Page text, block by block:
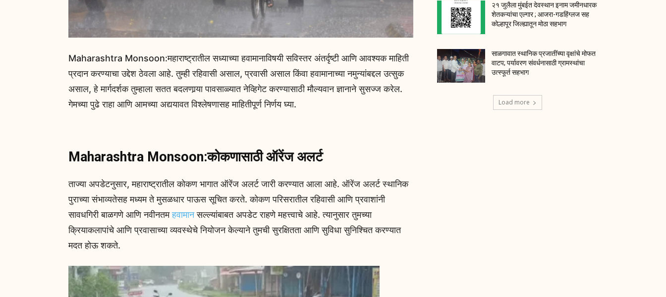
Maharashtra Monsoon:महाराष्ट्रातील सध्‍याच्‍या हवामानाविषयी सविस्तर अंतर्दृष्टी आणि आवश्‍यक माहिती
प्रदान करण्‍याचा उद्देश ठेवला आहे. तुम्ही रहिवासी असाल, प्रवासी असाल किंवा हवामानाच्या नमुन्यांबद्दल उत्सुक
असाल, हे मार्गदर्शक तुम्हाला सतत बदलणार्‍या पावसाळ्यात नेव्हिगेट करण्यासाठी मौल्यवान ज्ञानाने सुसज्ज करेल.
गेमच्या पुढे राहा आणि आमच्या अद्ययावत विश्लेषणासह माहितीपूर्ण निर्णय घ्या.
Maharashtra Monsoon:कोकणासाठी ऑरेंज अलर्ट
ताज्या अपडेटनुसार, महाराष्ट्रातील कोकण भागात ऑरेंज अलर्ट जारी करण्यात आला आहे. ऑरेंज अलर्ट स्थानिक
पुराच्या संभाव्यतेसह मध्यम ते मुसळधार पाऊस सूचित करते. कोकण परिसरातील रहिवासी आणि प्रवाशांनी
सावधगिरी बाळगणे आणि नवीनतमहवामानसल्ल्यांबाबत अपडेट राहणे महत्त्वाचे आहे. त्यानुसार तुमच्या
क्रियाकलापांचे आणि प्रवासाच्या व्यवस्थेचे नियोजन केल्याने तुमची सुरक्षितता आणि सुविधा सुनिश्चित करण्यात
मदत होऊ शकते.
२१ जुलैला मुंबईत देवस्थान इनाम जमीनधारक
शेतकऱ्यांचा एल्गार ; आजरा-गडहिंग्लज सह
कोल्हापूर जिल्ह्यातून मोठा सहभाग
साळगावात स्थानिक प्रजातींच्या वृक्षांचे मोफत
वाटप; पर्यावरण संवर्धनासाठी ग्रामस्थांचा
उत्स्फूर्त सहभाग
Load more